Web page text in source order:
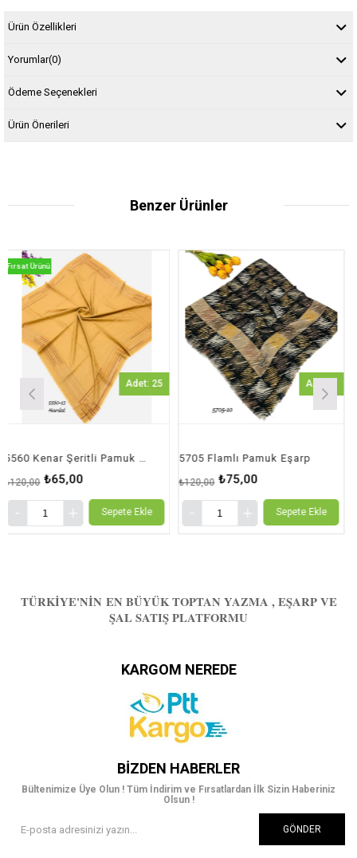
Ürün Özellikleri
Yorumlar(0)
Ödeme Seçenekleri
Ürün Önerileri
Benzer Ürünler
5560 Kenar Şeritli Pamuk Eşarp
₺65,00
Adet: 25
Sepete Ekle
5705 Flamlı Pamuk Eşarp
₺75,00
₺120,00
Adet: 1
Sepete Ekle
TÜRKIYE'NIN EN BÜYÜK TOPTAN YAZMA , EŞARP VE
ŞAL SATIŞ PLATFORMU
KARGOM NEREDE
BIZDEN HABERLER
Bültenimize Üye Olun ! Tüm İndirim ve Fırsatlardan İlk Sizin Haberiniz
Olsun !
GÖNDER